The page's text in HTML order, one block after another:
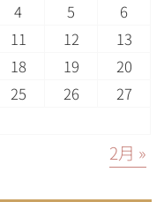
4 5
6
11 12
13
18 19
20
25 26
27
2月 »